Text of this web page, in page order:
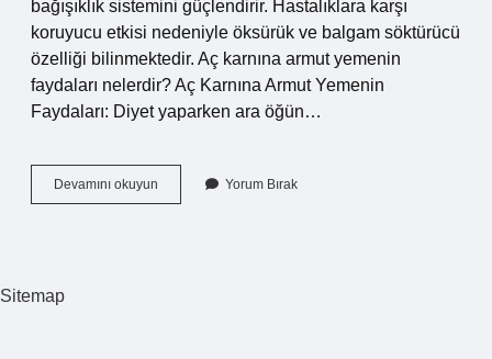
bağışıklık sistemini güçlendirir. Hastalıklara karşı
koruyucu etkisi nedeniyle öksürük ve balgam söktürücü
özelliği bilinmektedir. Aç karnına armut yemenin
faydaları nelerdir? Aç Karnına Armut Yemenin
Faydaları: Diyet yaparken ara öğün…
Devamını okuyun
Öksürüğe
Yorum Bırak
Sitemap